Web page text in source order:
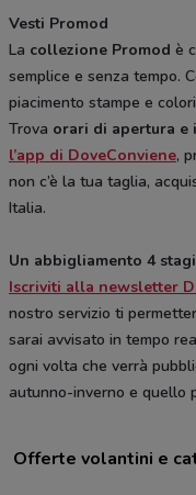
Vesti Promod
La collezione Promod è
semplice e senza tempo.
piacimento stampe e
Trova orari di apertura e
l’app di DoveConviene,
non c’è la tua taglia,
Italia.
Un abbigliamento 4
Iscriviti alla newsletter
nostro servizio ti
sarai avvisato in tempo
ogni volta che verrà
autunno-inverno e quello
Offerte volantini e